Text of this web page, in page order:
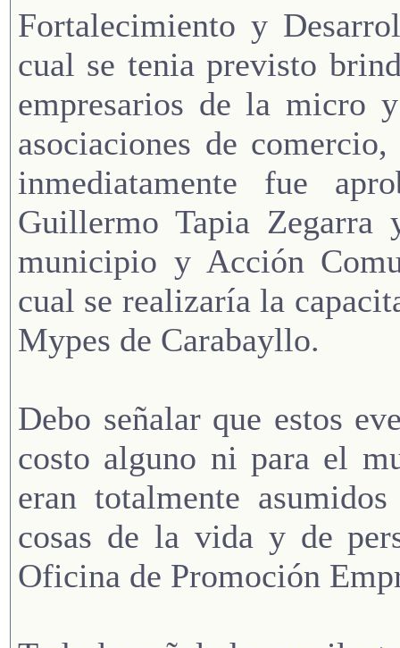
Fortalecimiento y
cual se tenia previsto
empresarios de la micro
asociaciones de
inmediatamente fue
Guillermo Tapia
municipio y Acción
cual se realizaría la
Mypes de Carabayllo.
Debo señalar que estos
costo alguno ni para el
eran totalmente
cosas de la vida y de
Oficina de Promoción